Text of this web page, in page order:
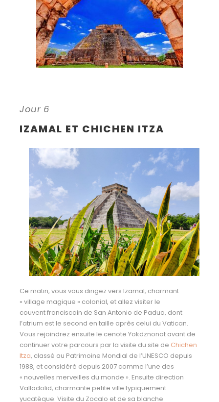
Jour 6
IZAMAL ET CHICHEN ITZA
Ce matin, vous vous dirigez vers Izamal, charmant
« village magique » colonial, et allez visiter le
couvent franciscain de San Antonio de Padua, dont
l’atrium est le second en taille après celui du Vatican.
Vous rejoindrez ensuite le cenote Yokdznonot avant de
continuer votre parcours par la visite du site de Chichen
Itza, classé au Patrimoine Mondial de l’UNESCO depuis
1988, et considéré depuis 2007 comme l’une des
« nouvelles merveilles du monde ». Ensuite direction
Valladolid, charmante petite ville typiquement
yucatèque. Visite du Zocalo et de sa blanche